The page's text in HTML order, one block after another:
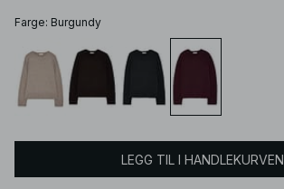
Farge: Burgundy
LEGG TIL I HANDLEKURVEN